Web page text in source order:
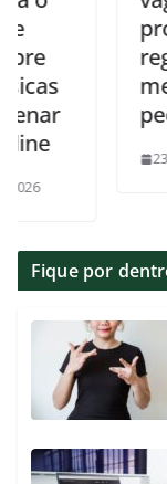
23 de
Fique por